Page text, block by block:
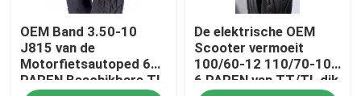
OEM Band 3.50-10
J815 van de
Motorfietsautoped 6
PAREN Beschikbare TL
De elektrische OEM
Scooter vermoeit
100/60-12 110/70-10
6 PAREN van TT/TL dik